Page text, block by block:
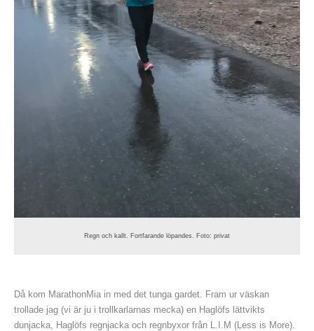
Regn och kallt. Fortfarande löpandes. Foto: privat
Då kom MarathonMia in med det tunga gardet. Fram ur väskan
trollade jag (vi är ju i trollkarlarnas mecka) en Haglöfs lättvikts
dunjacka, Haglöfs regnjacka och regnbyxor från L.I.M (Less is More).